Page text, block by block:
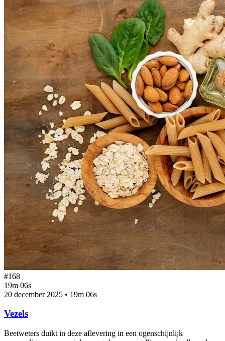
#168
19m 06s
20 december 2025 • 19m 06s
Vezels
Beetweters duikt in deze aflevering in een ogenschijnlijk